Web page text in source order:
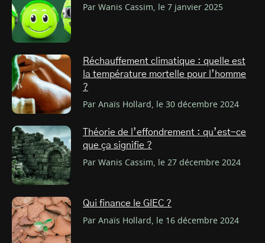
Par Wanis Cassim, le 7 janvier 2025
Réchauffement climatique : quelle est
la température mortelle pour l’homme
?
Par Anaïs Hollard, le 30 décembre 2024
Théorie de l’effondrement : qu’est-ce
que ça signifie ?
Par Wanis Cassim, le 27 décembre 2024
Qui finance le GIEC ?
Par Anaïs Hollard, le 16 décembre 2024